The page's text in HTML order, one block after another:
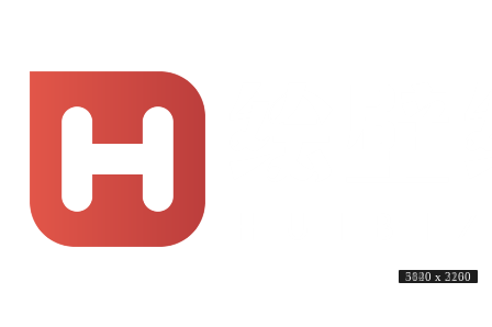
3840 x 2160
3840 x 1600
3840 x 2160
4093 x 2088
3840 x 2160
5000 x 3334
3840 x 2160
4000 x 2200
3840 x 2160
5120 x 3200